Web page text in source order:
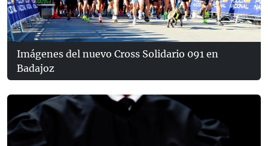
Imágenes del nuevo Cross Solidario 091 en
Badajoz